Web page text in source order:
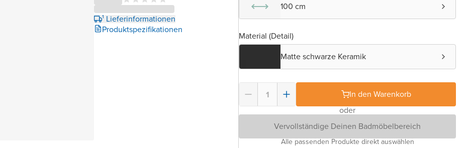
¹ Lieferinformationen
Produktspezifikationen
100 cm
Material (Detail)
Matte schwarze Keramik
In den Warenkorb
oder
Vervollständige Deinen Badmöbelbereich
Alle passenden Produkte direkt auswählen